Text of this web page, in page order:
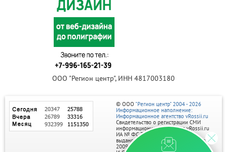
ООО "Регион центр", ИНН 4817003180
© ООО "Регион центр" 2004 - 2026
Информационное наполнение:
Информационное агентство vRossii.ru
Свидетельство о регистрации СМИ
информационного агентства vRossii.ru
ИА № ФС 77‑35502
выдано РОСКОМНАДЗОРом 04 марта
2009г.